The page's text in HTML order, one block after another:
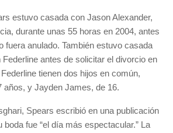
estuvo casada con Jason Alexander,
durante unas 55 horas en 2004, antes
fuera anulado. También estuvo casada
antes de solicitar el divorcio en
tienen dos hijos en común,
años, y Jayden James, de 16.
Spears escribió en una publicación
boda fue “el día más espectacular.” La